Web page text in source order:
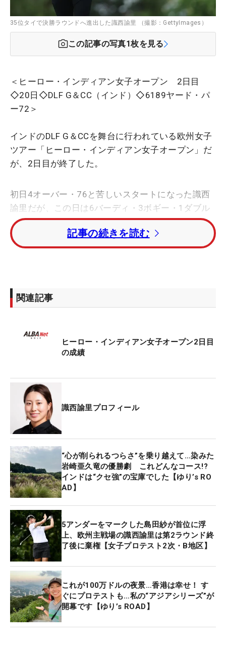
35位タイで決勝ラウンドへ進出した識西諭里 （撮影：GettyImages）
この記事の写真1枚を見る
＜ヒーロー・インディアン女子オープン 2日目
◇20日◇DLF G＆CC（インド）◇6189ヤード・パ
ー72＞
インドのDLF G＆CCを舞台に行われている欧州女子
ツアー「ヒーロー・インディアン女子オープン」だ
が、2日目が終了した。
初日4オーバー・76と苦しいスタートになった識西
諭里だが、この日は6バーディ・3ボギー・1ダブル
ボギーと出入りの激しいゴルフながら1アンダーを
マーク。トータル3オーバーは35位タイで決勝ラウ
ンドへコマを進めた。
ン・クラウター（ドイツ）。1打差の2位にバニ・カ
プーア（インド）、2打差の3位タイにディクシャ・
ン）がつけている。
大会は4日間の日程で行われる。
記事の続きを読む
関連記事
ヒーロー・インディアン女子オープン2日目
の成績
識西諭里プロフィール
“心が削られるつらさ”を乗り越えて…染みた
岩崎亜久竜の優勝劇 これどんなコース!?
インドは“クセ強”の宝庫でした【ゆり’s RO
AD】
5アンダーをマークした島田紗が首位に浮
上、欧州主戦場の識西諭里は第2ラウンド終
了後に棄権【女子プロテスト2次・B地区】
これが100万ドルの夜景…香港は幸せ！ す
ぐにプロテストも…私の“アジアシリーズ”が
開幕です【ゆり’s ROAD】